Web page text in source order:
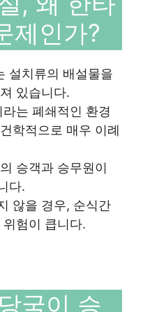
제인가?
설치류의 배설물을
있습니다.
는 폐쇄적인 환경
학적으로 매우 이례
승객과 승무원이
다.
않을 경우, 순식간
험이 큽니다.
국이 승